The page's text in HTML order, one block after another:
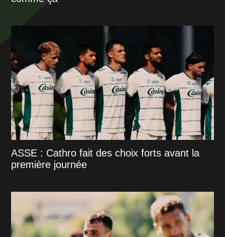
ASSE : Cathro fait des choix forts avant la
première journée